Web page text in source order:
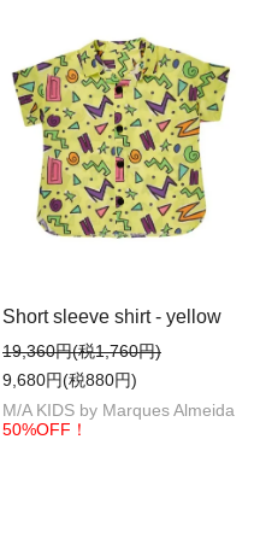
Short sleeve shirt - yellow
19,360円(税1,760円)
9,680円(税880円)
M/A KIDS by Marques Almeida
50%OFF！